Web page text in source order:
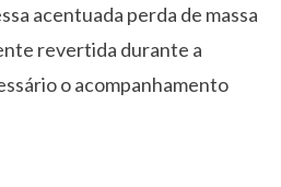
acentuada perda de massa
revertida durante a
o acompanhamento